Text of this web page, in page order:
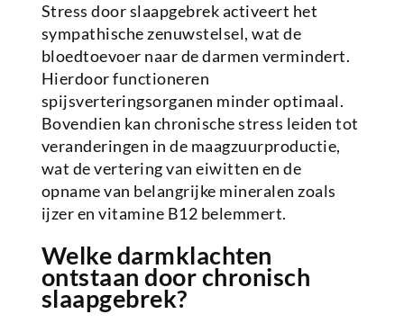
Stress door slaapgebrek activeert het
sympathische zenuwstelsel, wat de
bloedtoevoer naar de darmen vermindert.
Hierdoor functioneren
spijsverteringsorganen minder optimaal.
Bovendien kan chronische stress leiden tot
veranderingen in de maagzuurproductie,
wat de vertering van eiwitten en de
opname van belangrijke mineralen zoals
ijzer en vitamine B12 belemmert.
Welke darmklachten
ontstaan door chronisch
slaapgebrek?